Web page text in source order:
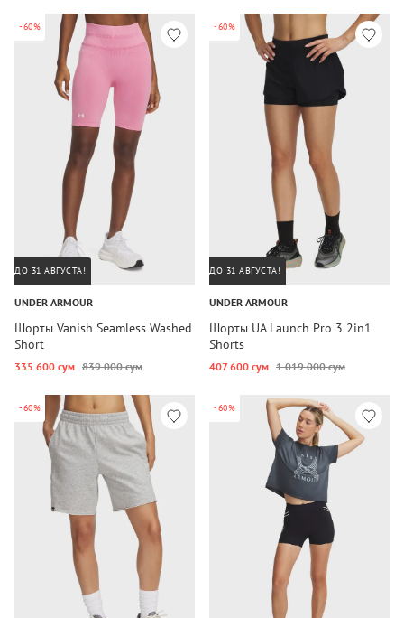
-60%
ДО 31 АВГУСТА!
UNDER ARMOUR
Шорты Vanish Seamless Washed
Short
335 600 сум 839 000 сум
-60%
ДО 31 АВГУСТА!
UNDER ARMOUR
Шорты UA Launch Pro 3 2in1
Shorts
407 600 сум 1 019 000 сум
-60% -60%